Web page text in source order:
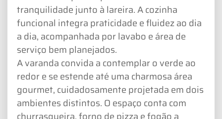
tranquilidade junto à lareira. A cozinha
funcional integra praticidade e fluidez ao dia
a dia, acompanhada por lavabo e área de
serviço bem planejados.
A varanda convida a contemplar o verde ao
redor e se estende até uma charmosa área
gourmet, cuidadosamente projetada em dois
ambientes distintos. O espaço conta com